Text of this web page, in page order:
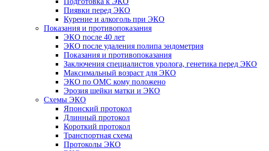
Пиявки перед ЭКО
Курение и алкоголь при ЭКО
Показания и противопоказания
ЭКО после 40 лет
ЭКО после удаления полипа эндометрия
Показания и противопоказания
Заключения специалистов уролога, генетика перед ЭКО
Максимальный возраст для ЭКО
ЭКО по ОМС кому положено
Эрозия шейки матки и ЭКО
Схемы ЭКО
Японский протокол
Длинный протокол
Короткий протокол
Транспортная схема
Протоколы ЭКО